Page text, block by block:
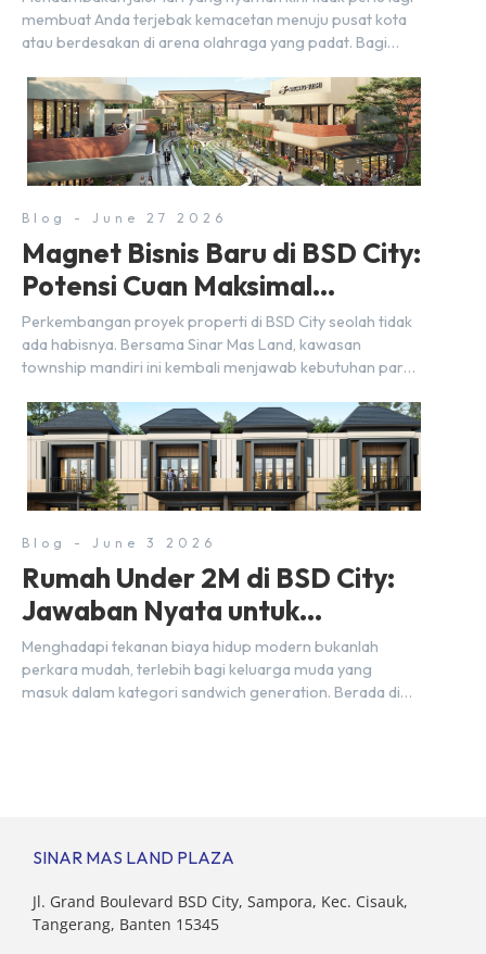
membuat Anda terjebak kemacetan menuju pusat kota
atau berdesakan di arena olahraga yang padat. Bagi
langsung di lingkungan sekitar yang rindang, estetik, dan
menenangkan. Sebagai kawasan township terpadu, BSD
City terus bertransformasi menjadi area hunian modern
yang sangat mendukung […]
Blog - June 27 2026
Magnet Bisnis Baru di BSD City:
Potensi Cuan Maksimal
Selangkah dari Stasiun
Perkembangan proyek properti di BSD City seolah tidak
ada habisnya. Bersama Sinar Mas Land, kawasan
township mandiri ini kembali menjawab kebutuhan para
lewat kehadiran Wander Alley Walk. Ruko terbaru di BSD
City ini datang dengan keunggulan geografis yang
sangat strategis. Letaknya menempel langsung dengan
dua pusat pergerakan massa […]
Blog - June 3 2026
Rumah Under 2M di BSD City:
Jawaban Nyata untuk
Kebutuhan Generasi Sandwich
Menghadapi tekanan biaya hidup modern bukanlah
perkara mudah, terlebih bagi keluarga muda yang
masuk dalam kategori sandwich generation. Berada di
SINAR MAS LAND PLAZA
Jl. Grand Boulevard BSD City, Sampora, Kec. Cisauk,
Tangerang, Banten 15345